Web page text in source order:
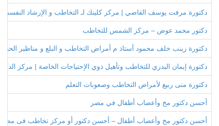
دكتورة مرفت يوسف القاضي | مركز كلينك لـ التخاطب و الإرشاد النفسي
دكتور محمد عوض – مركز الشمس للتخاطب
دكتورة زينب خلف محمود أستاذ م أمراض التخاطب و البلع و مناظير
دكتورة إيمان البدري للتخاطب وتأهيل ذوي الإحتياجات الخاصة | مركز
دكتورة منى ربيع لأمراض التخاطب وصعوبات التعلم
أحسن دكتور مخ وأعصاب أطفال في مصر
أحسن دكتور مخ وأعصاب أطفال – أحسن دكتور أو مركز تخاطب فى مصر